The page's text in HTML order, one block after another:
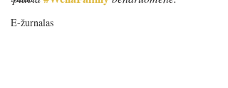
E-žurnalas